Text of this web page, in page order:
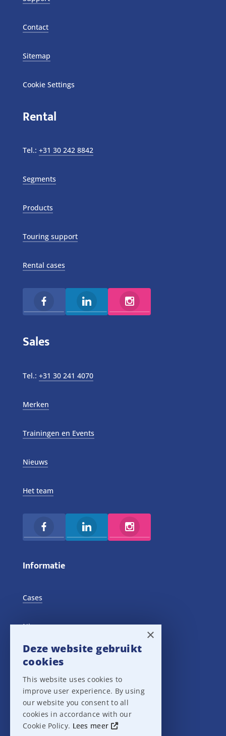
Contact
Sitemap
Cookie Settings
Rental
Tel.: +31 30 242 8842
Segments
Products
Touring support
Rental cases
Sales
Tel.: +31 30 241 4070
Merken
Trainingen en Events
Nieuws
Het team
Informatie
Cases
Nieuws
Training Events
Privacy verklaring
Disclaimer
×
Deze website gebruikt
cookies
This website uses cookies to
improve user experience. By using
our website you consent to all
cookies in accordance with our
Cookie Policy. Lees meer